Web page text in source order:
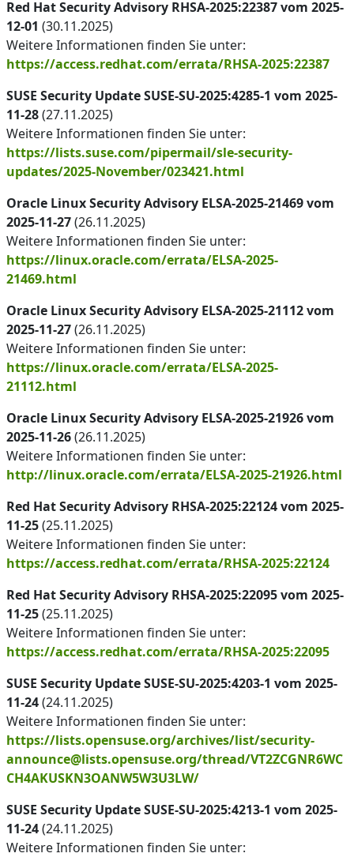
Red Hat Security Advisory RHSA-2025:22387 vom 2025-
12-01 (30.11.2025)
Weitere Informationen finden Sie unter:
https://access.redhat.com/errata/RHSA-2025:22387
SUSE Security Update SUSE-SU-2025:4285-1 vom 2025-
11-28(27.11.2025)
Weitere Informationen finden Sie unter:
https://lists.suse.com/pipermail/sle-security-
updates/2025-November/023421.html
Oracle Linux Security Advisory ELSA-2025-21469 vom
2025-11-27(26.11.2025)
Weitere Informationen finden Sie unter:
https://linux.oracle.com/errata/ELSA-2025-
21469.html
Oracle Linux Security Advisory ELSA-2025-21112 vom
2025-11-27(26.11.2025)
Weitere Informationen finden Sie unter:
https://linux.oracle.com/errata/ELSA-2025-
21112.html
Oracle Linux Security Advisory ELSA-2025-21926 vom
2025-11-26(26.11.2025)
Weitere Informationen finden Sie unter:
http://linux.oracle.com/errata/ELSA-2025-21926.html
Red Hat Security Advisory RHSA-2025:22124 vom 2025-
11-25(25.11.2025)
Weitere Informationen finden Sie unter:
https://access.redhat.com/errata/RHSA-2025:22124
Red Hat Security Advisory RHSA-2025:22095 vom 2025-
11-25(25.11.2025)
Weitere Informationen finden Sie unter:
https://access.redhat.com/errata/RHSA-2025:22095
SUSE Security Update SUSE-SU-2025:4203-1 vom 2025-
11-24(24.11.2025)
Weitere Informationen finden Sie unter:
https://lists.opensuse.org/archives/list/security-
announce@lists.opensuse.org/thread/VT2ZCGNR6WC
CH4AKUSKN3OANW5W3U3LW/
SUSE Security Update SUSE-SU-2025:4213-1 vom 2025-
11-24(24.11.2025)
Weitere Informationen finden Sie unter: